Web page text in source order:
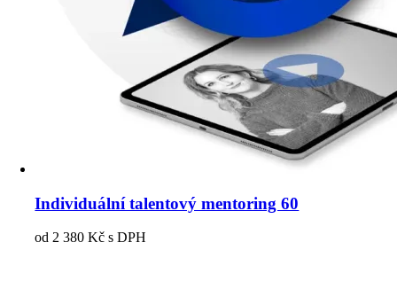
Individuální talentový mentoring 60
od 2 380Kč s DPH